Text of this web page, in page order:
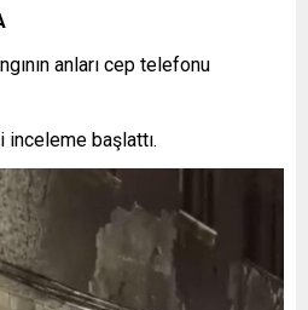
anları cep telefonu
inceleme başlattı.